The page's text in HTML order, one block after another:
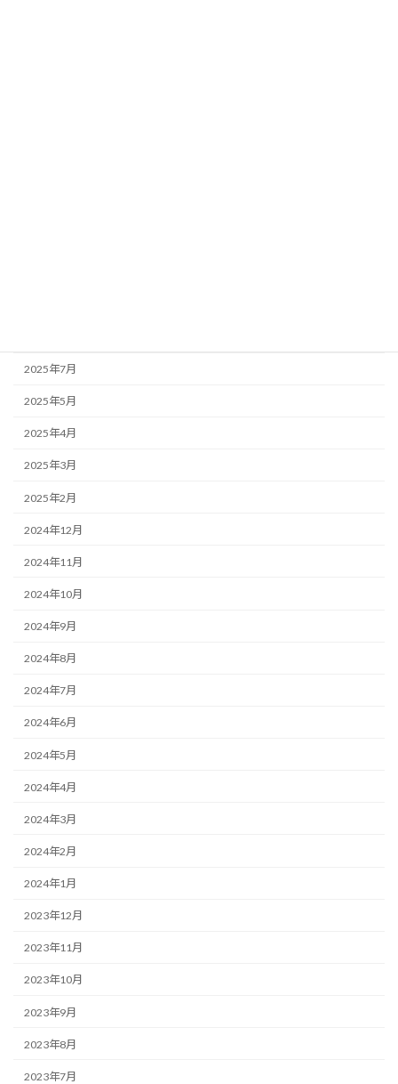
2025年7月
2025年5月
2025年4月
2025年3月
2025年2月
2024年12月
2024年11月
2024年10月
2024年9月
2024年8月
2024年7月
2024年6月
2024年5月
2024年4月
2024年3月
2024年2月
2024年1月
2023年12月
2023年11月
2023年10月
2023年9月
2023年8月
2023年7月